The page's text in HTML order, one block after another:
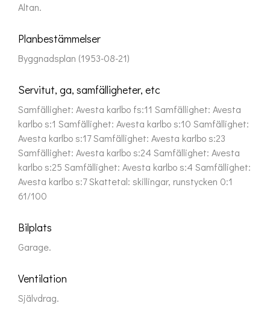
Altan.
Planbestämmelser
Byggnadsplan (1953-08-21)
Servitut, ga, samfälligheter, etc
Samfällighet: Avesta karlbo fs:11 Samfällighet: Avesta
karlbo s:1 Samfällighet: Avesta karlbo s:10 Samfällighet:
Avesta karlbo s:17 Samfällighet: Avesta karlbo s:23
Samfällighet: Avesta karlbo s:24 Samfällighet: Avesta
karlbo s:25 Samfällighet: Avesta karlbo s:4 Samfällighet:
Avesta karlbo s:7 Skattetal: skillingar, runstycken 0:1
61/100
Bilplats
Garage.
Ventilation
Självdrag.